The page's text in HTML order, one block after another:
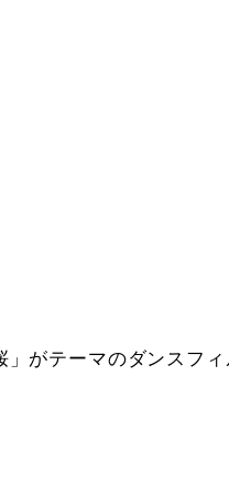
」がテーマのダンスフ